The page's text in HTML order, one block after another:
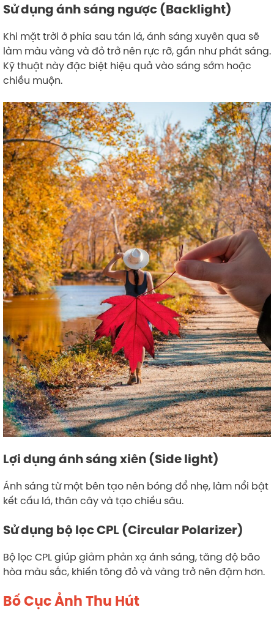
Sử dụng ánh sáng ngược (Backlight)
Khi mặt trời ở phía sau tán lá, ánh sáng xuyên qua sẽ
làm màu vàng và đỏ trở nên rực rỡ, gần như phát sáng.
Kỹ thuật này đặc biệt hiệu quả vào sáng sớm hoặc
chiều muộn.
Lợi dụng ánh sáng xiên (Side light)
Ánh sáng từ một bên tạo nên bóng đổ nhẹ, làm nổi bật
kết cấu lá, thân cây và tạo chiều sâu.
Sử dụng bộ lọc CPL (Circular Polarizer)
Bộ lọc CPL giúp giảm phản xạ ánh sáng, tăng độ bão
hòa màu sắc, khiến tông đỏ và vàng trở nên đậm hơn.
Bố Cục Ảnh Thu Hút